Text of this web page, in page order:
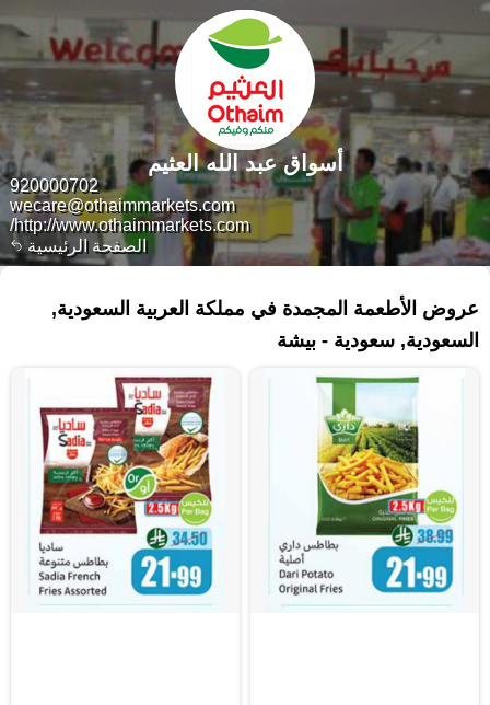
الصفحة الرئيسية
920000702
wecare@othaimmarkets.com
http://www.othaimmarkets.com/
أسواق عبد الله العثيم
عروض الأطعمة المجمدة في مملكة العربية السعودية,
السعودية, سعودية - بيشة